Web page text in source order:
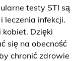
testy STI są
leczenia infekcji.
Dzięki
się na obecność
chronić zdrowie